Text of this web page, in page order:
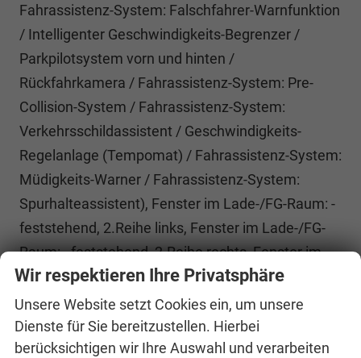
Fahrassistenz-System: Falschfahrer-Warnfunktion
/ Intelligenter Geschwindigkeits-Begrenzer /
Parkpilotsystem vorn und hinten /
Rückfahrkamera / Fahrassistenz-System: Pre-
Collision-System / Fahrassistenz-System:
Verkehrsschildassistent / Geschwindigkeits-
Regelanlage (Tempomat) / Fahrassistenz-System:
Müdigkeits-Warner / Fahrassistenz-System:
Spurhalteassistent), Fenster im Lade-/FG-Raum: -
feststehend, 2.Reihe links, Fenster im Lade-/FG-
Raum: - feststehend, 2.Reihe rechts, Fenster im
Lade-/FG-Raum: - feststehend, 3.Reihe links,
Fenster im Lade-/FG-Raum: - feststehend, 3.Reihe
rechts, Heckscheibe heizbar, Karosserie/Aufbau:
Kombi Standard, Laderaumleuchte LED, Motor 2,0
Wir respektieren Ihre Privatsphäre
Unsere Website setzt Cookies ein, um unsere
Dienste für Sie bereitzustellen. Hierbei
berücksichtigen wir Ihre Auswahl und verarbeiten